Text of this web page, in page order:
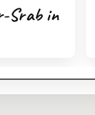
Srab in